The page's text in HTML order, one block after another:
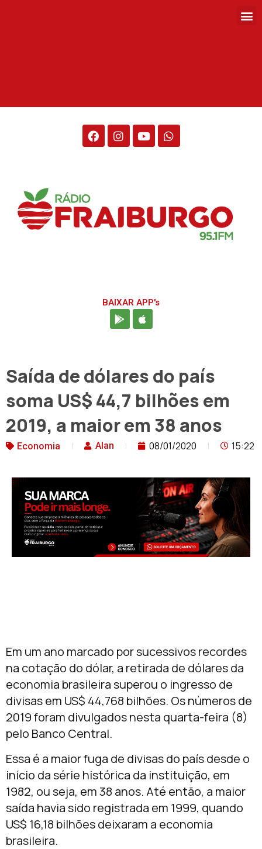
BAIXAR APP's
Saída de dólares do país
soma US$ 44,7 bilhões em
2019, a maior em 38 anos
Economia Alan 08/01/2020 15:22
Em um ano marcado por sucessivos recordes
na cotação do dólar, a retirada de dólares da
economia brasileira superou o ingresso de
divisas em US$ 44,768 bilhões. Os números de
2019 foram divulgados nesta quarta-feira (8)
pelo Banco Central.
Essa é a maior fuga de divisas do país desde o
início da série histórica da instituição, em
1982, ou seja, em 38 anos. Até então, a maior
saída havia sido registrada em 1999, quando
US$ 16,18 bilhões deixaram a economia
brasileira.